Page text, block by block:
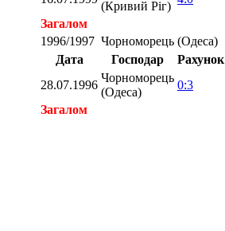
(Кривий Ріг)
Загалом
1996/1997 Чорноморець (Одеса)
Дата
Господар Рахунок
28.07.1996
Чорноморець
(Одеса)
0:3
Загалом